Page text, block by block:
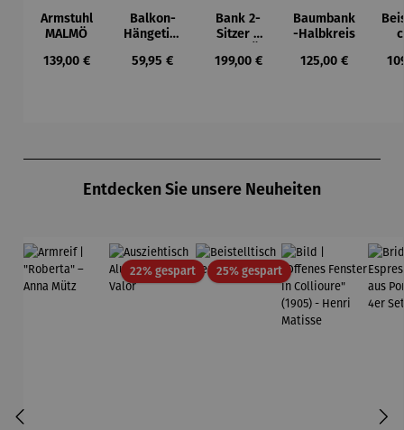
Armstuhl
MALMÖ
Regulärer Preis:
139,00 €
Balkon-
Hängetisc
BERKELEY
Regulärer Preis:
59,95 €
Bank 2-
Sitzer –
Regulärer Preis:
199,00 €
Baumbank
-Halbkreis
Regulärer Preis:
125,00 €
Entdecken Sie unsere Neuheiten
22% gespartRabatt25% gespartRabatt